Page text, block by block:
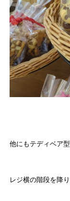
他にもテディベア
レジ横の階段を降